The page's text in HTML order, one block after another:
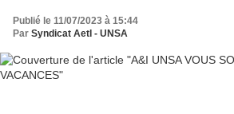
Publié le 11/07/2023 à 15:44
Par Syndicat AetI - UNSA